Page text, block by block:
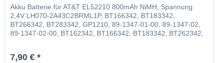
Akku Batterie für AT&T EL52210 800mAh NiMH, Spannung
2,4V LH070-2A43C2BRML1P, BT166342, BT183342,
BT266342, BT283342, GP1210, 89-1347-01-00, 89-1347-02,
89-1347-02-00, BT162342, BT166342, BT183342, BT262342,
7,90 € *